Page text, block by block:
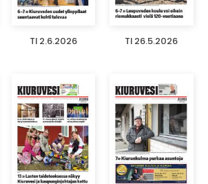
TI 2.6.2026 TI 26.5.2026